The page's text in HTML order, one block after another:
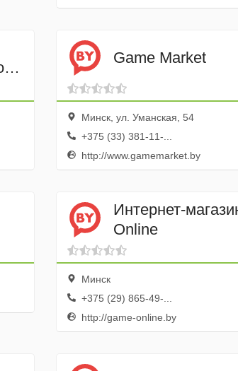
Game Market
Минск, ул. Уманская, 54
+375 (33) 381-11-...
http://www.gamemarket.by
Интернет-
Online
Минск
+375 (29) 865-49-...
http://game-online.by